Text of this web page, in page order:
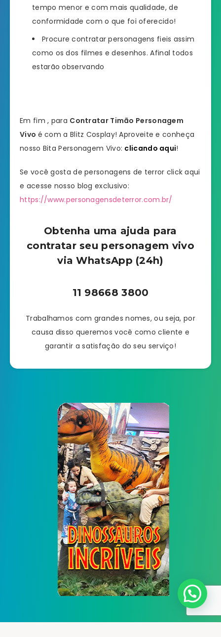
tempo menor e com mais qualidade, de
conformidade com o que foi oferecido!
Procure contratar personagens fieis assim
como os dos filmes e desenhos. Afinal todos
estarão observando
Em fim , para Contratar Timão Personagem
Vivo é com a Blitz Cosplay! Aproveite e conheça
nosso Bita Personagem Vivo: clicando aqui!
Se você gosta de personagens de terror click aqui
e acesse nosso blog exclusivo:
https://www.personagensdeterror.com.br/
Obtenha uma ajuda para
contratar seu personagem vivo
via WhatsApp (24h)
11 98668 3800
Trabalhamos com grandes nomes, ou seja, por
causa disso queremos você como cliente e
garantir a satisfação do seu serviço!